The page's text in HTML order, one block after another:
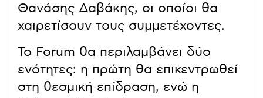
Θανάσης Δαβάκης, οι οποίοι θα
χαιρετίσουν τους συμμετέχοντες.
Το Forum θα περιλαμβάνει δύο
ενότητες: η πρώτη θα επικεντρωθεί
στη θεσμική επίδραση, ενώ η